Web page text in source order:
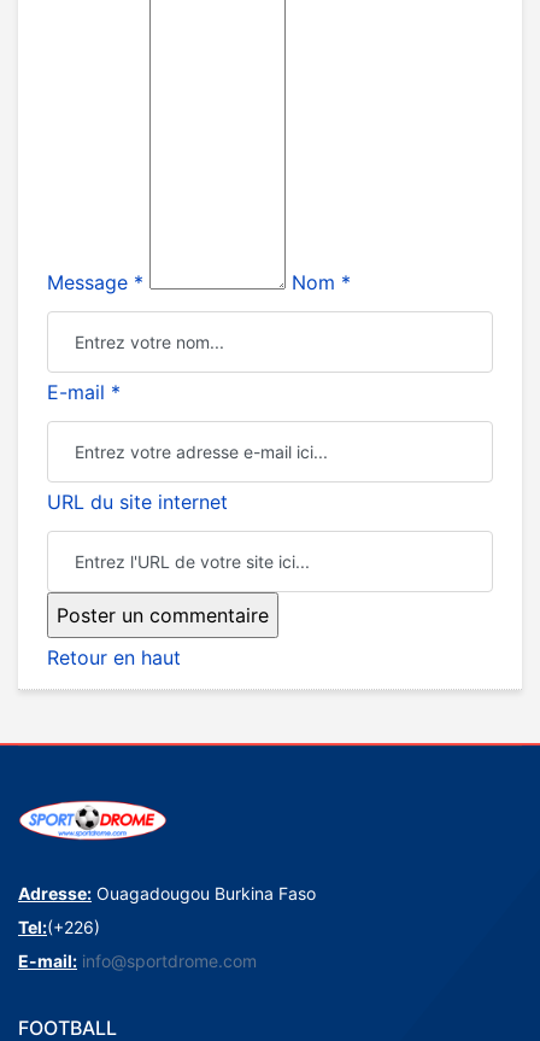
Message * Nom *
E-mail *
URL du site internet
Retour en haut
Adresse: Ouagadougou Burkina Faso
Tel:(+226)
E-mail: info@sportdrome.com
FOOTBALL